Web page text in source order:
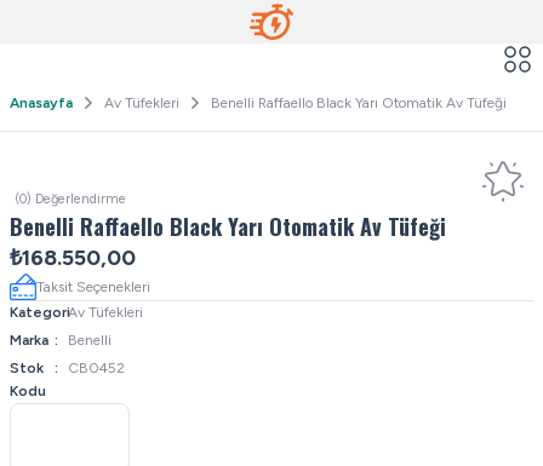
Anasayfa Av Tüfekleri Benelli Raffaello Black Yarı Otomatik Av Tüfeği
(0) Değerlendirme
Benelli Raffaello Black Yarı Otomatik Av Tüfeği
₺168.550,00
Taksit Seçenekleri
KategoriAv Tüfekleri
Marka
Benelli
Stok
Kodu
CB0452